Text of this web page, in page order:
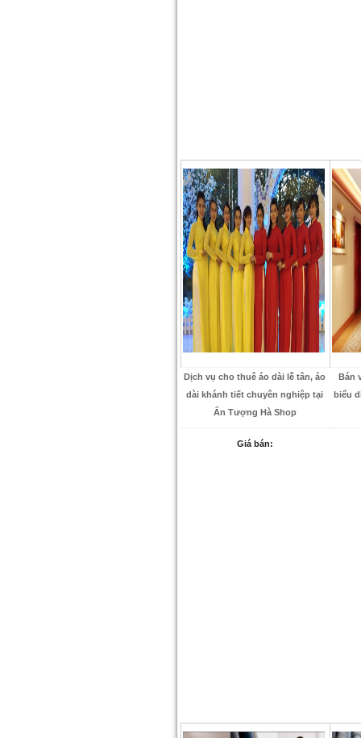
Dịch vụ cho thuê áo dài lễ tân, áo
dài khánh tiết chuyên nghiệp tại
Ấn Tượng Hà Shop
Giá bán:
Bán
biểu